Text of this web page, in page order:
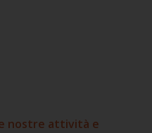
nostre attività e